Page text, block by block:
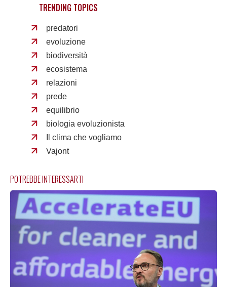
TRENDING TOPICS
predatori
evoluzione
biodiversità
ecosistema
relazioni
prede
equilibrio
biologia evoluzionista
Il clima che vogliamo
Vajont
POTREBBE INTERESSARTI